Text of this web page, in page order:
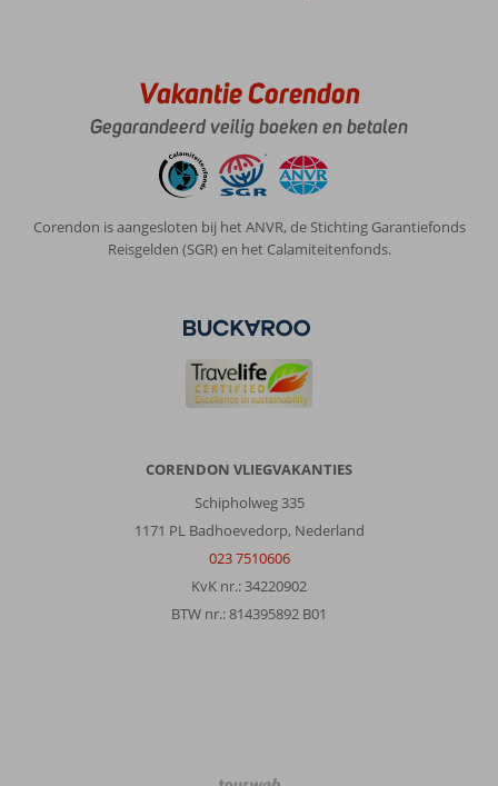
Vakantie Corendon
Gegarandeerd veilig boeken en betalen
Corendon is aangesloten bij het ANVR, de Stichting Garantiefonds
Reisgelden (SGR) en het Calamiteitenfonds.
CORENDON VLIEGVAKANTIES
Schipholweg 335
1171 PL Badhoevedorp, Nederland
023 7510606
KvK nr.: 34220902
BTW nr.: 814395892 B01